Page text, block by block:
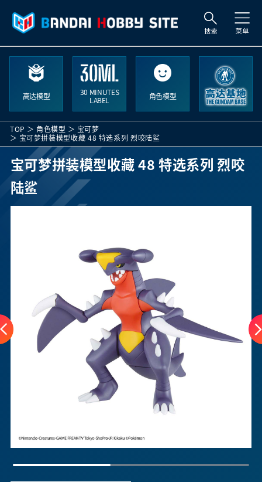
高达模型
30 MINUTES
LABEL
角色模型
TOP 角色模型
宝可梦
宝可梦拼装模型收藏 48 特选系列 烈咬陆鲨 ​
宝可梦拼装模型收藏 48 特选系列 烈咬
陆鲨 ​